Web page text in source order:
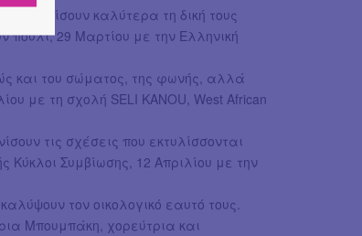
γνωρίσουν καλύτερα τη δική τους
29 Μαρτίου με την Ελληνική
και του σώματος, της φωνής, αλλά
με τη σχολή SELI KANOU, West African
τις σχέσεις που εκτυλίσσονται
Συμβίωσης, 12 Απριλίου με την
τον οικολογικό εαυτό τους.
Μπουμπάκη, χορεύτρια και